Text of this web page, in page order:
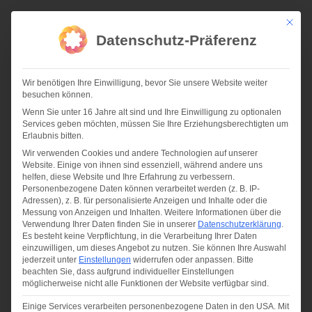
09-18 | BERUFSAUSBILDUNG BEI KBA
Mit
Datenschutz-Präferenz
Wir benötigen Ihre Einwilligung, bevor Sie unsere Website weiter
besuchen können.
Wenn Sie unter 16 Jahre alt sind und Ihre Einwilligung zu optionalen
Services geben möchten, müssen Sie Ihre Erziehungsberechtigten um
Erlaubnis bitten.
Wir verwenden Cookies und andere Technologien auf unserer
Website. Einige von ihnen sind essenziell, während andere uns
helfen, diese Website und Ihre Erfahrung zu verbessern.
Personenbezogene Daten können verarbeitet werden (z. B. IP-
Adressen), z. B. für personalisierte Anzeigen und Inhalte oder die
Messung von Anzeigen und Inhalten. Weitere Informationen über die
Verwendung Ihrer Daten finden Sie in unserer Datenschutzerklärung.
Es besteht keine Verpflichtung, in die Verarbeitung Ihrer Daten
einzuwilligen, um dieses Angebot zu nutzen. Sie können Ihre Auswahl
jederzeit unter Einstellungen widerrufen oder anpassen. Bitte
beachten Sie, dass aufgrund individueller Einstellungen
möglicherweise nicht alle Funktionen der Website verfügbar sind.
Einige Services verarbeiten personenbezogene Daten in den USA. Mit